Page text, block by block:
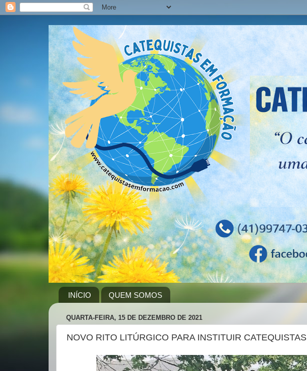
INÍCIO QUEM SOMOS
QUARTA-FEIRA, 15 DE DEZEMBRO DE 2021
NOVO RITO LITÚRGICO PARA INSTITUIR CATEQUISTAS